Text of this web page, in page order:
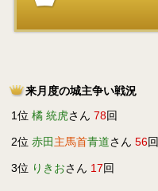
来月度の城主争い戦況
1位 橘 統虎さん 78回
2位 赤田 主馬首青道さん 56回
3位 りきおさん 17回